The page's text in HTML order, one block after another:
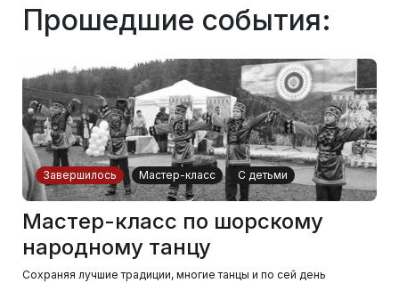
Прошедшие события:
Завершилось Мастер-класс С детьми
Мастер-класс по шорскому
народному танцу
Сохраняя лучшие традиции, многие танцы и по сей день